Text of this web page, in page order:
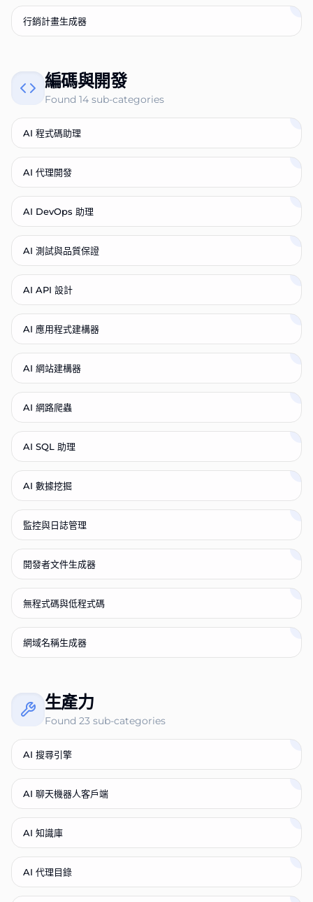
行銷計畫生成器
編碼與開發
Found 14 sub-categories
AI 程式碼助理
AI 代理開發
AI DevOps 助理
AI 測試與品質保證
AI API 設計
AI 應用程式建構器
AI 網站建構器
AI 網路爬蟲
AI SQL 助理
AI 數據挖掘
監控與日誌管理
開發者文件生成器
無程式碼與低程式碼
網域名稱生成器
生產力
Found 23 sub-categories
AI 搜尋引擎
AI 聊天機器人客戶端
AI 知識庫
AI 代理目錄